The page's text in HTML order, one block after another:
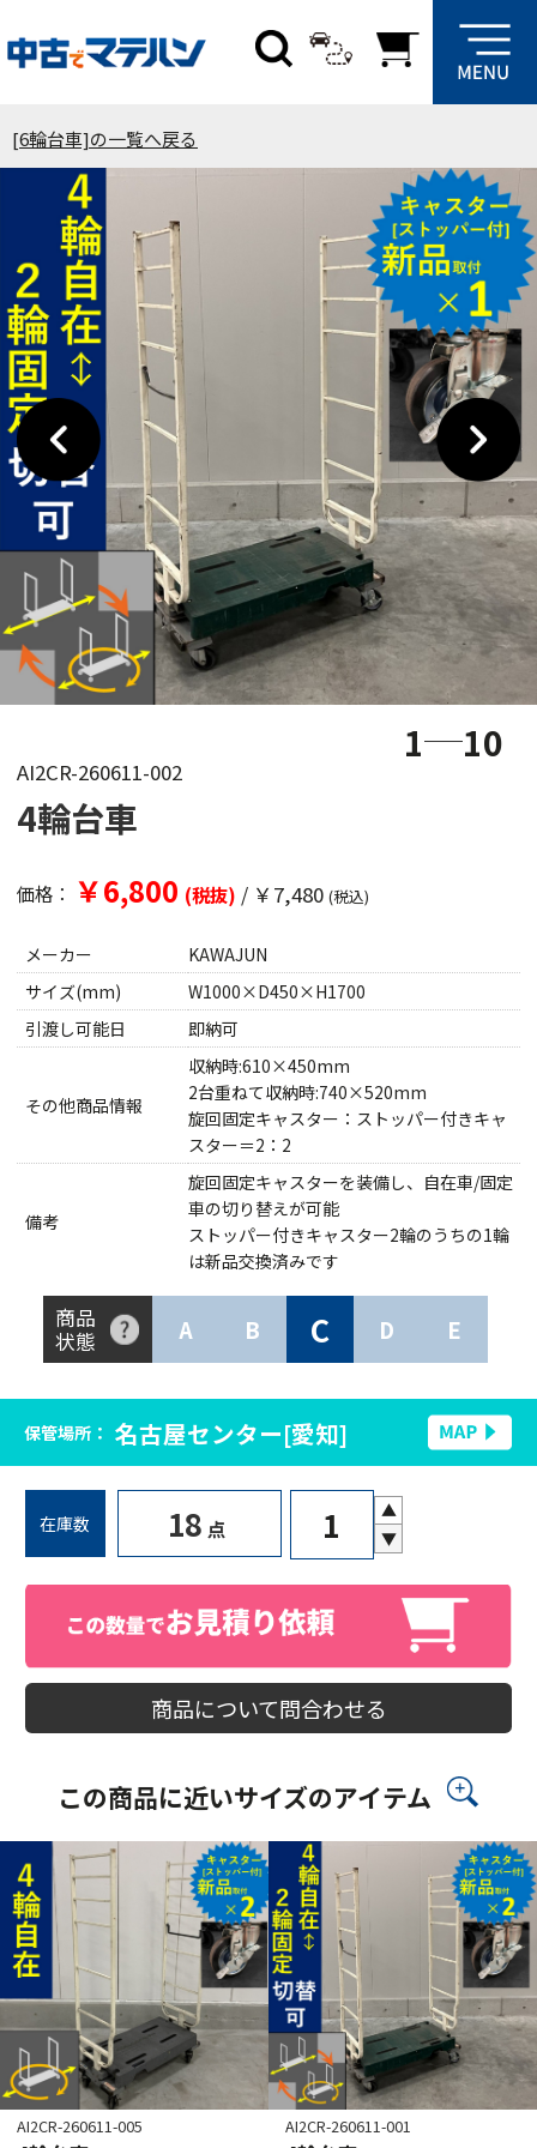
[6輪台車]の一覧へ戻る
1 10
AI2CR-260611-002
4輪台車
価格： ￥6,800 (税抜) / ￥7,480 (税込)
メーカー
KAWAJUN
サイズ(mm)
W1000×D450×H1700
引渡し可能日
即納可
その他商品情報
収納時:610×450mm
2台重ねて収納時:740×520mm
旋回固定キャスター：ストッパー付きキャ
スター＝2：2
備考
旋回固定キャスターを装備し、自在車/固定
車の切り替えが可能
ストッパー付きキャスター2輪のうちの1輪
は新品交換済みです
商品
状態
A B C D E
保管場所： 名古屋センター[愛知]
在庫数 18 点
▲
▼
商品について問合わせる
この商品に近いサイズのアイテム
AI2CR-260611-005 AI2CR-260611-001